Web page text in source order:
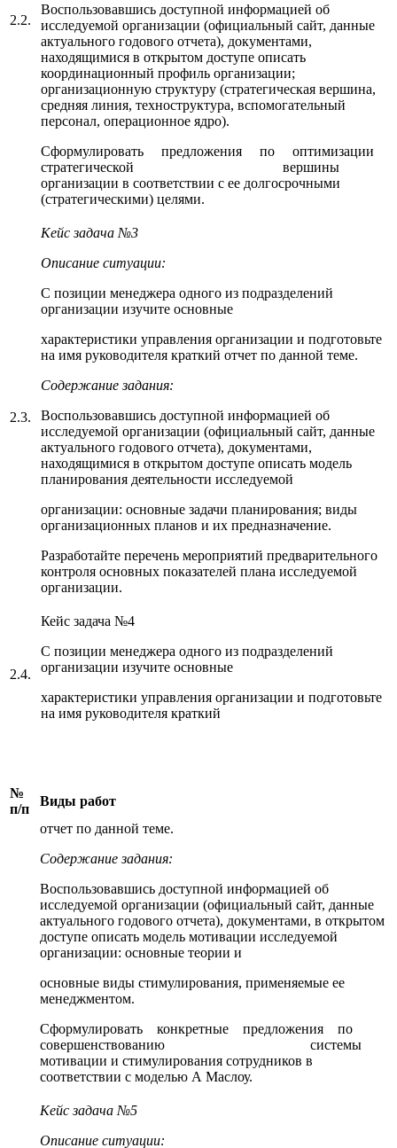
2.2.
Воспользовавшись доступной информацией об
исследуемой организации (официальный сайт, данные
актуального годового отчета), документами,
находящимися в открытом доступе описать
координационный профиль организации;
организационную структуру (стратегическая вершина,
средняя линия, техноструктура, вспомогательный
персонал, операционное ядро).
Сформулировать предложения по оптимизации
стратегической вершины
организации в соответствии с ее долгосрочными
(стратегическими) целями.
2.3.
Кейс задача №3
Описание ситуации:
С позиции менеджера одного из подразделений
организации изучите основные
характеристики управления организации и подготовьте
на имя руководителя краткий отчет по данной теме.
Содержание задания:
Воспользовавшись доступной информацией об
исследуемой организации (официальный сайт, данные
актуального годового отчета), документами,
находящимися в открытом доступе описать модель
планирования деятельности исследуемой
организации: основные задачи планирования; виды
организационных планов и их предназначение.
Разработайте перечень мероприятий предварительного
контроля основных показателей плана исследуемой
организации.
2.4.
Кейс задача №4
С позиции менеджера одного из подразделений
организации изучите основные
характеристики управления организации и подготовьте
на имя руководителя краткий
№
п/п
Виды работ
отчет по данной теме.
Содержание задания:
Воспользовавшись доступной информацией об
исследуемой организации (официальный сайт, данные
актуального годового отчета), документами, в открытом
доступе описать модель мотивации исследуемой
организации: основные теории и
основные виды стимулирования, применяемые ее
менеджментом.
Сформулировать конкретные предложения по
совершенствованию системы
мотивации и стимулирования сотрудников в
соответствии с моделью А Маслоу.
Кейс задача №5
Описание ситуации: